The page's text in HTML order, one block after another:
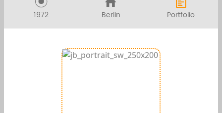
1972 Berlin Portfolio